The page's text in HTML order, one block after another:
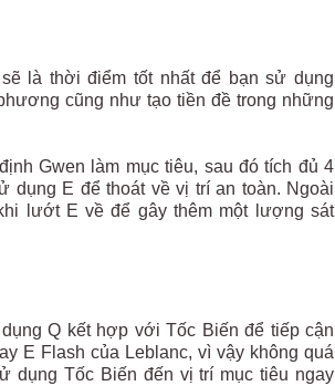
là thời điểm tốt nhất để bạn sử dụng
cũng như tạo tiền đề trong những
Gwen làm mục tiêu, sau đó tích đủ 4
dụng E để thoát về vị trí an toàn. Ngoài
lướt E về để gây thêm một lượng sát
Q kết hợp với Tốc Biến để tiếp cận
E Flash của Leblanc, vì vậy không quá
dụng Tốc Biến đến vị trí mục tiêu ngay